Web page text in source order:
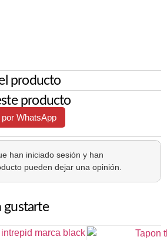
producto
producto
WhatsApp
han iniciado sesión y han
pueden dejar una opinión.
gustarte